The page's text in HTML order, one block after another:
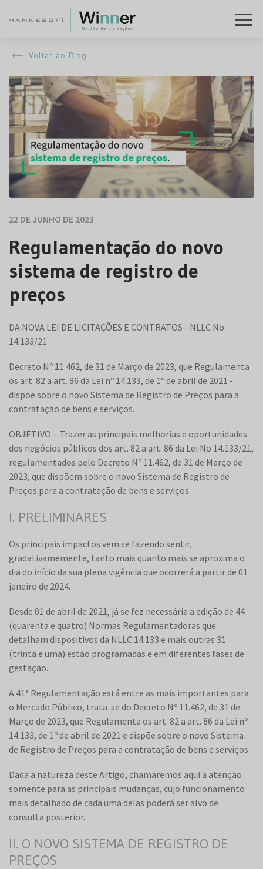
Voltar ao Blog
22 DE JUNHO DE 2023
Regulamentação do novo
sistema de registro de
preços
DA NOVA LEI DE LICITAÇÕES E CONTRATOS - NLLC No
14.133/21
Decreto Nº 11.462, de 31 de Março de 2023, que Regulamenta
os art. 82 a art. 86 da Lei nº 14.133, de 1º de abril de 2021 -
dispõe sobre o novo Sistema de Registro de Preços para a
contratação de bens e serviços.
OBJETIVO – Trazer as principais melhorias e oportunidades
dos negócios públicos dos art. 82 a art. 86 da Lei No 14.133/21,
regulamentados pelo Decreto Nº 11.462, de 31 de Março de
2023, que dispõem sobre o novo Sistema de Registro de
Preços para a contratação de bens e serviços.
I. PRELIMINARES
Os principais impactos vem se fazendo sentir,
gradativamemente, tanto mais quanto mais se aproxima o
dia do início da sua plena vigência que ocorrerá a partir de 01
janeiro de 2024.
Desde 01 de abril de 2021, já se fez necessária a edição de 44
(quarenta e quatro) Normas Regulamentadoras que
detalham dispositivos da NLLC 14.133 e mais outras 31
(trinta e uma) estão programadas e em diferentes fases de
gestação.
A 41ª Regulamentação está entre as mais importantes para
o Mercado Público, trata-se do Decreto Nº 11.462, de 31 de
Março de 2023, que Regulamenta os art. 82 a art. 86 da Lei nº
14.133, de 1º de abril de 2021 e dispõe sobre o novo Sistema
de Registro de Preços para a contratação de bens e serviços.
Dada a natureza deste Artigo, chamaremos aqui a atenção
somente para as principais mudanças, cujo funcionamento
mais detalhado de cada uma delas poderá ser alvo de
consulta posterior.
II. O NOVO SISTEMA DE REGISTRO DE
PREÇOS